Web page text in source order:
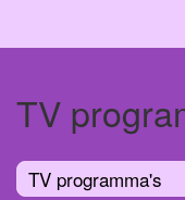
TV
TV programma's